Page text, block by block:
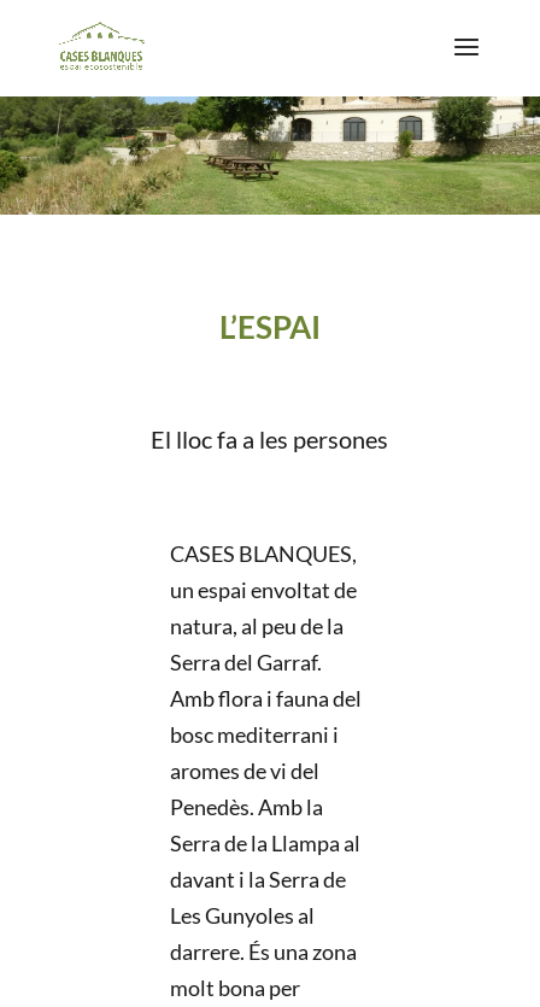
L’ESPAI
El lloc fa a les persones
CASES BLANQUES,
un espai envoltat de
natura, al peu de la
Serra del Garraf.
Amb flora i fauna del
bosc mediterrani i
aromes de vi del
Penedès. Amb la
Serra de la Llampa al
davant i la Serra de
Les Gunyoles al
darrere. És una zona
molt bona per